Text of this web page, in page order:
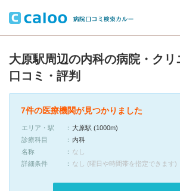
大原駅周辺の内科の病院・クリ
口コミ・評判
7件の医療機関が見つかりました
エリア・駅
大原駅 (1000m)
診療科目
内科
名称
なし
詳細条件
なし (曜日や時間帯を指定できます)